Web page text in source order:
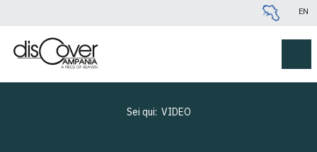
EN
Sei qui: VIDEO